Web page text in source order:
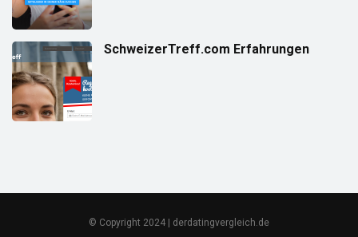
SchweizerTreff.com Erfahrungen
© Copyright 2024 | derdatingvergleich.de